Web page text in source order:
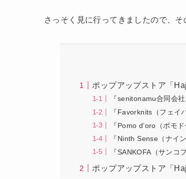
さっそく見に行ってきましたので、そ
ポップアップストア「
『senitonamu合同会
『Favorknits（フェイ
『Pomo d’oro（ポモ
『Ninth Sense（ナイ
『SANKOFA（サンコ
ポップアップストア「